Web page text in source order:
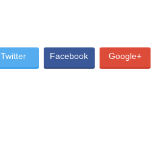
Twitter Facebook Google+